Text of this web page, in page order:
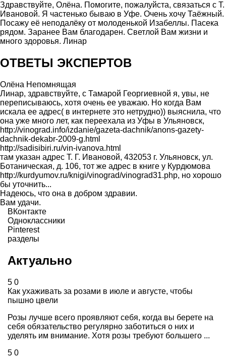
Здравствуйте, Олёна. Помогите, пожалуйста, связаться с Т.
Ивановой. Я частенько бываю в Уфе. Очень хочу Таёжный.
Посажу её неподалёку от молоденькой Изабеллы. Пасека
рядом. Заранее Вам благодарен. Светлой Вам жизни и
много здоровья. Линар
ОТВЕТЫ ЭКСПЕРТОВ
Олёна Непомнящая
Линар, здравствуйте, с Тамарой Георгиевной я, увы, не
переписываюсь, хотя очень ее уважаю. Но когда Вам
искала ее адрес( в интернете это нетрудно)) выяснила, что
она уже много лет, как переехала из Уфы в Ульяновск,
http://vinograd.info/izdanie/gazeta-dachnik/anons-gazety-
dachnik-dekabr-2009-g.html
http://sadisibiri.ru/vin-ivanova.html
там указан адрес Т. Г. Ивановой, 432053 г. Ульяновск, ул.
Ботаническая, д. 106, тот же адрес в книге у Курдюмова
http://kurdyumov.ru/knigi/vinograd/vinograd31.php, но хорошо
бы уточнить...
Надеюсь, что она в добром здравии.
Вам удачи.
ВКонтакте
Одноклассники
Pinterest
разделы
Актуально
5 0
Как ухаживать за розами в июле и августе, чтобы
пышно цвели
Розы лучше всего проявляют себя, когда вы берете на
себя обязательство регулярно заботиться о них и
уделять им внимание. Хотя розы требуют большего ...
5 0